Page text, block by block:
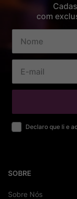
com
Declaro que li e
SOBRE
Sobre Nós